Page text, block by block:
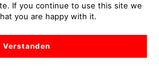
If you continue to use this site we
you are happy with it.
Verstanden